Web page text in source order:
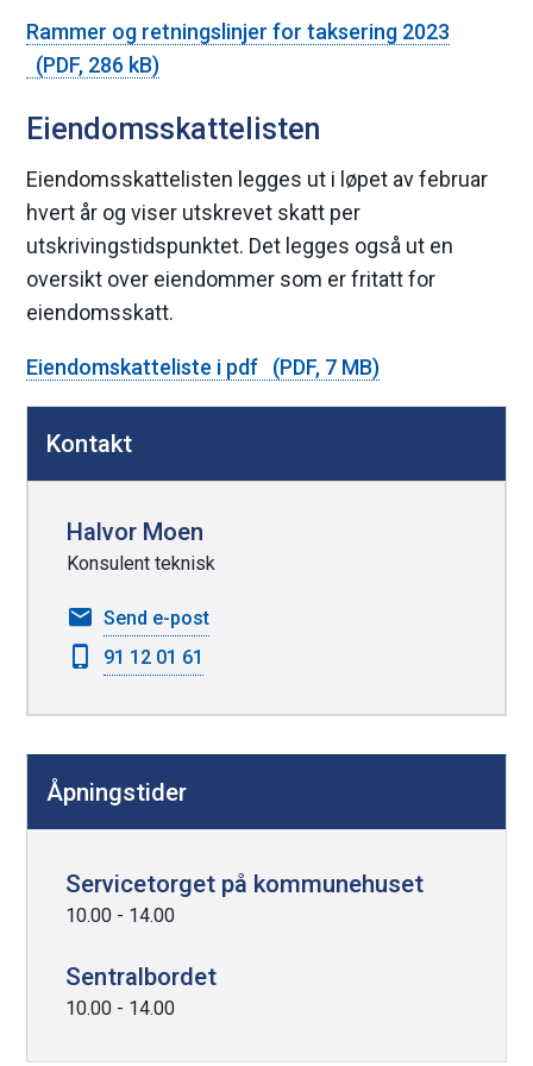
Rammer og retningslinjer for taksering 2023
(PDF, 286 kB)
Eiendomsskattelisten
Eiendomsskattelisten legges ut i løpet av februar
hvert år og viser utskrevet skatt per
utskrivingstidspunktet. Det legges også ut en
oversikt over eiendommer som er fritatt for
eiendomsskatt.
Eiendomskatteliste i pdf (PDF, 7 MB)
l
p
Kontakt
Halvor Moen
Konsulent teknisk
Send e-posttil
Halvor
91 12 01 61
Åpningstider
Servicetorget på kommunehuset
10.00 - 14.00
Sentralbordet
10.00 - 14.00